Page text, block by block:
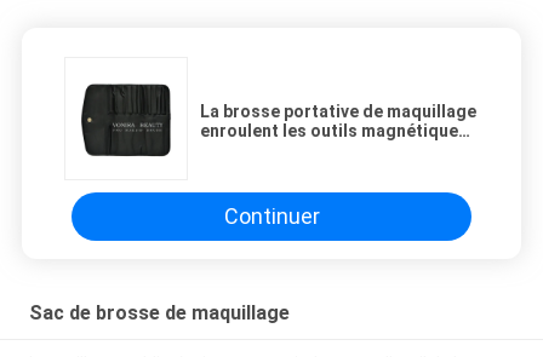
La brosse portative de maquillage
enroulent les outils magnétiques
de caisse cosmétique de sac à
mainContinuer
Sac de brosse de maquillage